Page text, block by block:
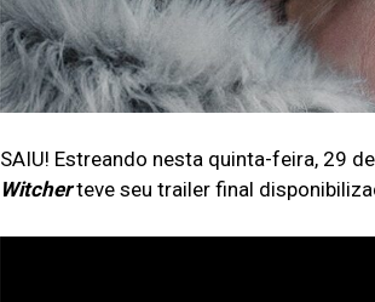
SAIU! Estreando nesta quinta-feira, 29
Witcherteve seu trailer final